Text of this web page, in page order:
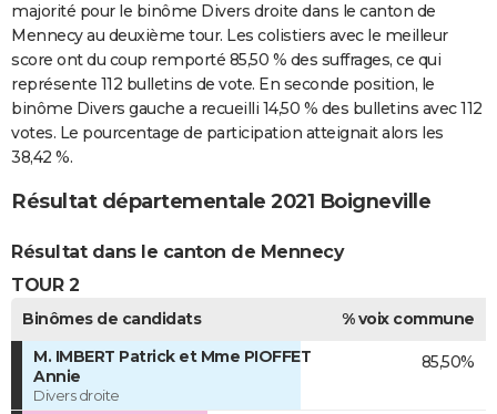
majorité pour le binôme Divers droite dans le canton de
Mennecy au deuxième tour. Les colistiers avec le meilleur
score ont du coup remporté 85,50 % des suffrages, ce qui
représente 112 bulletins de vote. En seconde position, le
binôme Divers gauche a recueilli 14,50 % des bulletins avec 112
votes. Le pourcentage de participation atteignait alors les
38,42 %.
Résultat départementale 2021 Boigneville
Résultat dans le canton de Mennecy
TOUR 2
Binômes de candidats
% voix commune
M. IMBERT Patrick et Mme PIOFFET
Annie
Divers droite
85,50%